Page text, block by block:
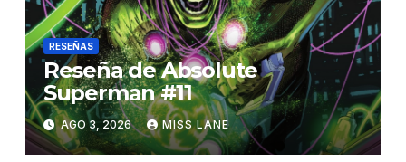
RESEÑAS
Reseña de Absolute
Superman #11
AGO 3, 2026 MISS LANE